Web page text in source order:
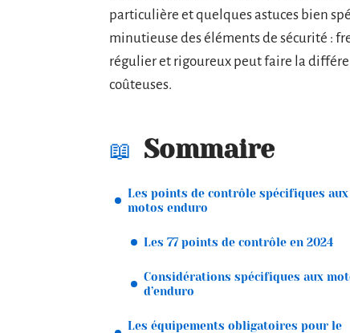
particulière et quelques astuces bien
minutieuse des éléments de sécurité :
régulier et rigoureux peut faire la
coûteuses.
Sommaire
Les points de contrôle spécifiques aux
motos enduro
Les 77 points de contrôle en 2024
Considérations spécifiques aux
d’enduro
Les équipements obligatoires pour le